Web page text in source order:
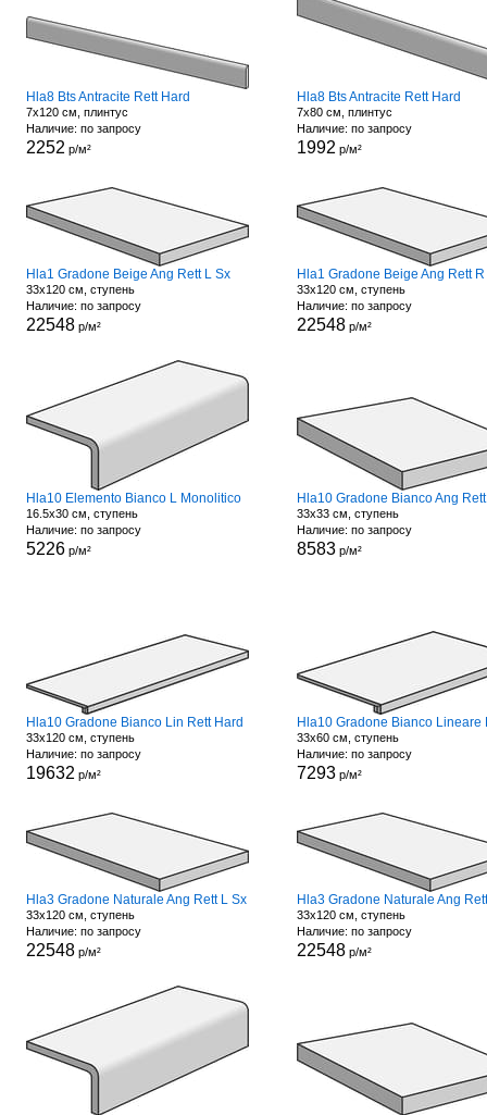
Hla8 Bts Antracite Rett Hard
7x120 см, плинтус
Наличие: по запросу
2252 р/м²
Hla8 Bts Antracite Rett Hard
7x80 см, плинтус
Наличие: по запросу
1992 р/м²
Hla1 Gradone Beige Ang Rett L Sx
33x120 см, ступень
Наличие: по запросу
22548р/м²
Hla1 Gradone Beige Ang Rett
33x120 см, ступень
Наличие: по запросу
22548р/м²
Hla10 Elemento Bianco L Monolitico
16.5x30 см, ступень
Наличие: по запросу
5226р/м²
Hla10 Gradone Bianco Ang
33x33 см, ступень
Наличие: по запросу
8583р/м²
Hla10 Gradone Bianco Lin Rett Hard
33x120 см, ступень
Наличие: по запросу
19632 р/м²
33x60 см, ступень
Наличие: по запросу
7293р/м²
Hla3 Gradone Naturale Ang Rett L Sx
33x120 см, ступень
Наличие: по запросу
22548р/м²
33x120 см, ступень
Наличие: по запросу
22548р/м²